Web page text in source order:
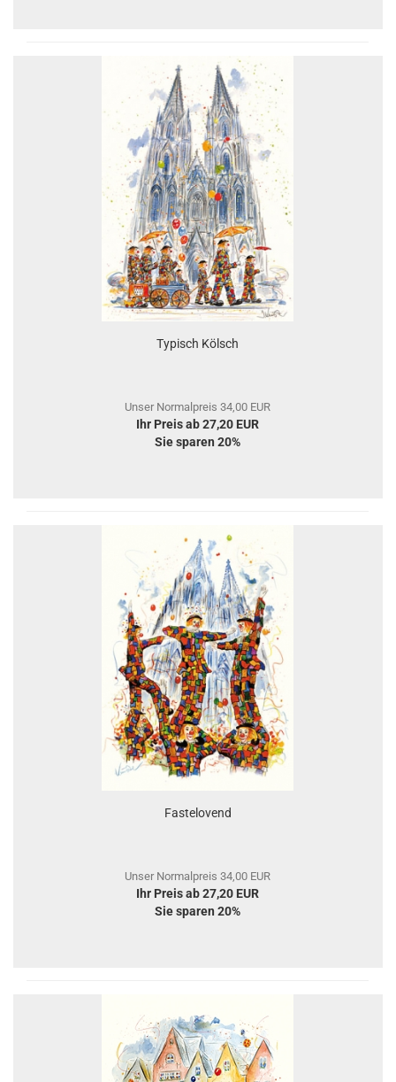
Typisch Kölsch
Unser Normalpreis 34,00 EUR
Ihr Preis ab 27,20 EUR
Sie sparen 20%
Fastelovend
Unser Normalpreis 34,00 EUR
Ihr Preis ab 27,20 EUR
Sie sparen 20%